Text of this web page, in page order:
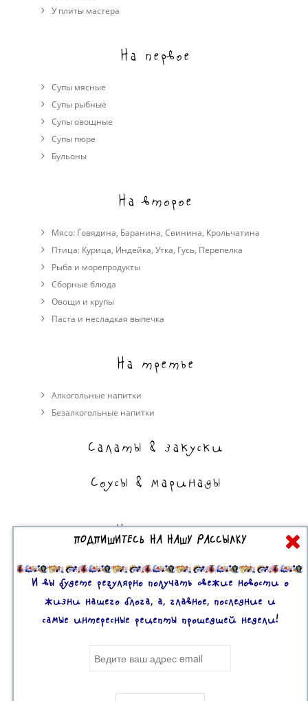
У плиты мастера
На первое
Супы мясные
Супы рыбные
Супы овощные
Cупы пюре
Бульоны
На второе
Мясо: Говядина, Баранина, Свинина, Крольчатина
Птица: Курица, Индейка, Утка, Гусь, Перепелка
Рыба и морепродукты
Сборные блюда
Овощи и крупы
Паста и несладкая выпечка
На третье
Алкогольные напитки
Безалкогольные напитки
Салаты & закуски
Соусы & маринады
На сладкое
Торты, пирожные, выпечка
Десерты
ПОДПИШИТЕСЬ НА НАШУ РАССЫЛКУ
И вы будете регулярно получать свежие новости о
жизни нашего блога, а, главное, последние и
самые интересные рецепты прошедшей недели!